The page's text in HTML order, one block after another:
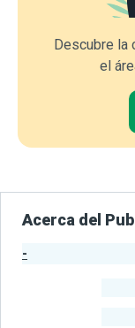
Descubre la
el
Acerca del
-